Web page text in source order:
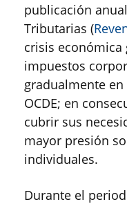
publicación
Tributarias (
crisis económica
impuestos
gradualmente
OCDE; en
cubrir sus
mayor presión
individuales.
Durante el